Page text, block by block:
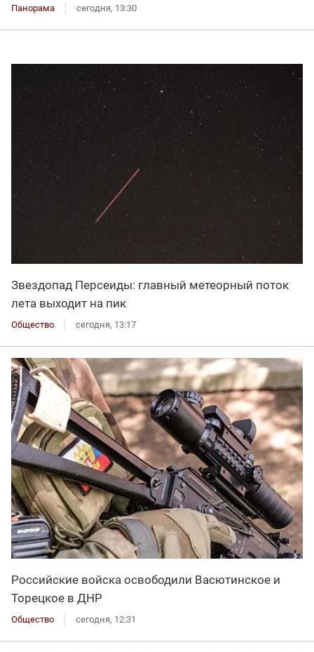
Панорама сегодня, 13:30
Звездопад Персеиды: главный метеорный поток
лета выходит на пик
Общество сегодня, 13:17
Российские войска освободили Васютинское и
Торецкое в ДНР
Общество сегодня, 12:31